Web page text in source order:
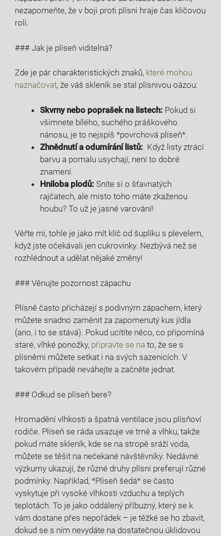
nezapomeňte, že v boji ⁣proti plísni hraje čas klíčovou
roli.
### Jak ‍je plíseň viditelná?
Zde je pár charakteristických znaků, které mohou
naznačovat, že váš skleník se ​stal ​plísnivou​ oázou:
Skvrny nebo poprašek na ‍listech: ⁣Pokud si
všimnete bílého, suchého práškového‌
nánosu, je to nejspíš *povrchová plíseň*.
Zhnědnutí a odumírání listů: ⁣ Když listy ztrácí
barvu a pomalu usychají, není to dobré
znamení.
Hniloba plodů: Sníte si o šťavnatých
rajčatech, ale místo toho máte zkaženou
houbu? To už je jasné varování!
Věřte mi, tohle je jako mít klíč od šuplíku s plevelem,
když jste očekávali jen cukrovinky. Nezbývá než se
rozhlédnout a udělat⁤ nějaké změny!
### Věnujte pozornost zápachu
Plísně často přicházejí s podivným zápachem, který
můžete snadno zaměnit⁢ za zapomenutý kus jídla
(ano, i ‌to se stává). Pokud ucítíte něco, co‌ připomíná
staré, vlhké ponožky, připravte se na ​to, že se s
plísněmi můžete‌ setkat i na svých sazenicích. V
takovém případě neváhejte a začněte jednat.
### Odkud se plíseň bere?
Hromadění vlhkosti a špatná ventilace jsou plísňoví‌
rodiče. ⁤Plíseň se ráda usazuje ve tmě a vlhku, takže
pokud máte skleník, ⁤kde se ‍na stropě sráží voda,
můžete se těšit na ⁤nečekané návštěvníky. Nedávné
⁤výzkumy ukazují, že různé druhy plísní preferují různé
podmínky. Například, *Plíseň ‌šedá* se často
vyskytuje při vysoké vlhkosti vzduchu ⁣a teplých
teplotách. To je jako oddálený příbuzný, který ‌se k
vám dostane přes nepořádek – je těžké se ho zbavit,
dokud se s​ ním ⁤nevydáte na dostatečnou úklidovou